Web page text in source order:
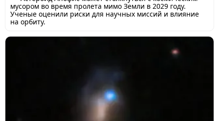
мусором во время пролета мимо Земли в 2029 году.
Ученые оценили риски для научных миссий и влияние
на орбиту.